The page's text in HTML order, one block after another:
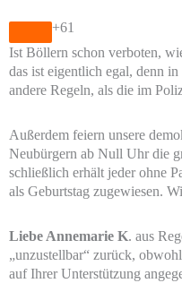
+61
Ist Böllern schon verboten,
das ist eigentlich egal, denn
andere Regeln, als die im
Außerdem feiern unsere
Neubürgern ab Null Uhr die
schließlich erhält jeder ohne
als Geburtstag zugewiesen.
Liebe Annemarie K. aus
„unzustellbar“ zurück,
auf Ihrer Unterstützung